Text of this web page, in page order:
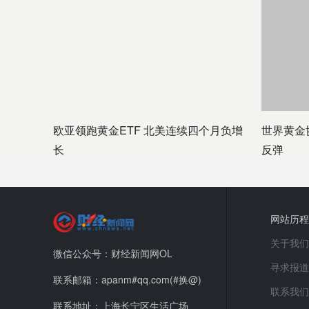
欧亚领跑黄金ETF 北美连续四个月负增
长
世界黄
反弹
微信公众号：财经新闻网OL
联系邮箱：apanm#qq.com(#换@)
联系地址：上海长宁区生活广场
网站历程
关于我们
寻求报道
联系我们